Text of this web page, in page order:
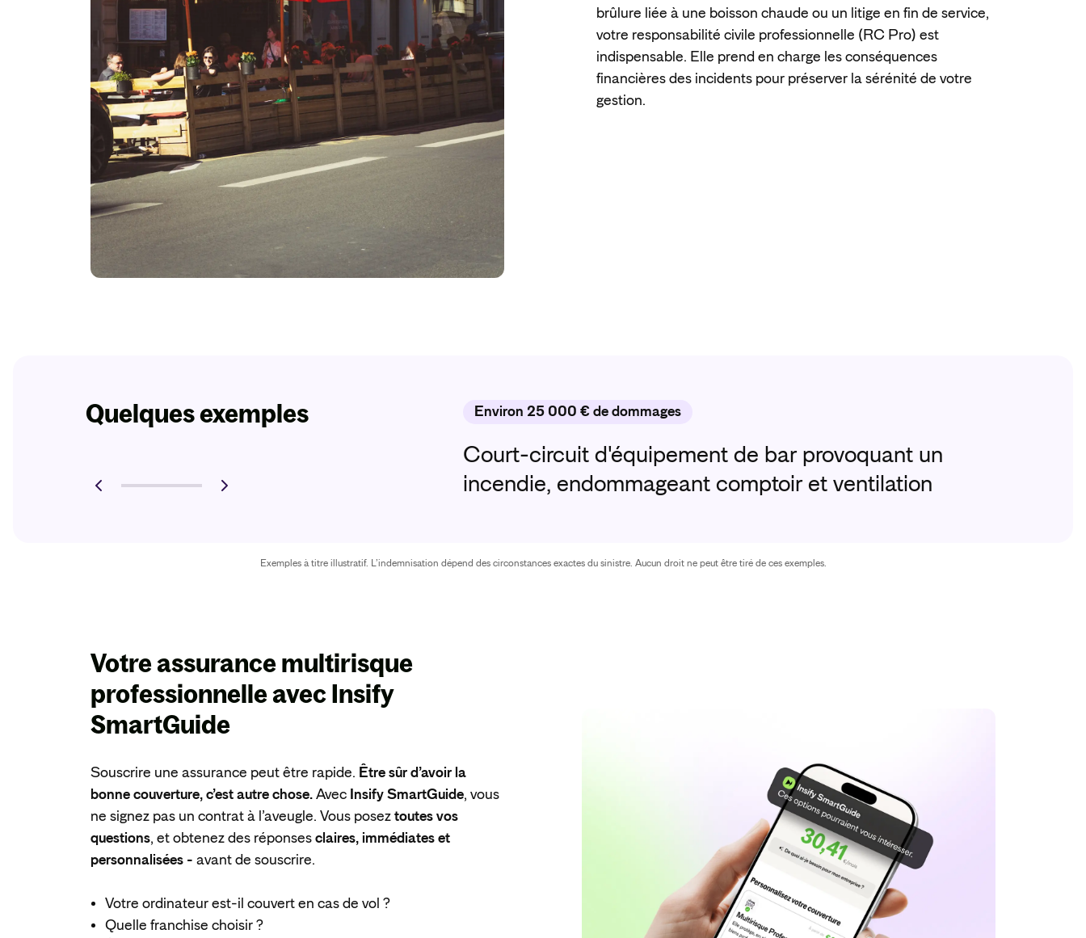
brûlure liée à une boisson chaude ou un litige en fin de service,
votre responsabilité civile professionnelle (RC Pro) est
indispensable. Elle prend en charge les conséquences
financières des incidents pour préserver la sérénité de votre
gestion.
Quelques exemples Environ 25 000 € de dommages
Court-circuit d'équipement de bar provoquant un
incendie, endommageant comptoir et ventilation
Exemples à titre illustratif. L’indemnisation dépend des circonstances exactes du sinistre. Aucun droit ne peut être tiré de ces exemples.
Votre assurance multirisque
professionnelle avecInsify
SmartGuide
Souscrire une assurance peut être rapide. Être sûr d’avoir la
bonne couverture, c’est autre chose. Avec Insify SmartGuide, vous
ne signez pas un contrat à l’aveugle. Vous posez toutes vos
questions, et obtenez des réponses claires, immédiates et
personnalisées - avant de souscrire.
Votre ordinateur est-il couvert en cas de vol ?
Quelle franchise choisir ?